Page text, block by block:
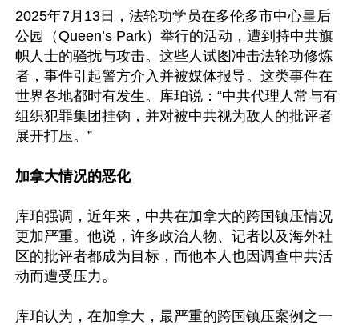
2025年7月13日，法轮功学员在多伦多市中心皇后
公园（Queen’s Park）举行的活动，遭到持中共旗
帜人士的骚扰与攻击。这些人试图冲击法轮功修炼
者，事件引起警方介入并被媒体报导。这类事件在
世界各地都时有发生。库珀说：“中共代理人常与有
组织犯罪集团挂钩，并对被中共视为敌人的批评者
展开打压。”
加拿大情况的恶化
库珀强调，近年来，中共在加拿大的跨国镇压情况
更加严重。他说，许多政治人物、记者以及海外社
区的批评者都成为目标，而他本人也因调查中共活
动而遭受压力。
库珀认为，在加拿大，最严重的跨国镇压案例之一